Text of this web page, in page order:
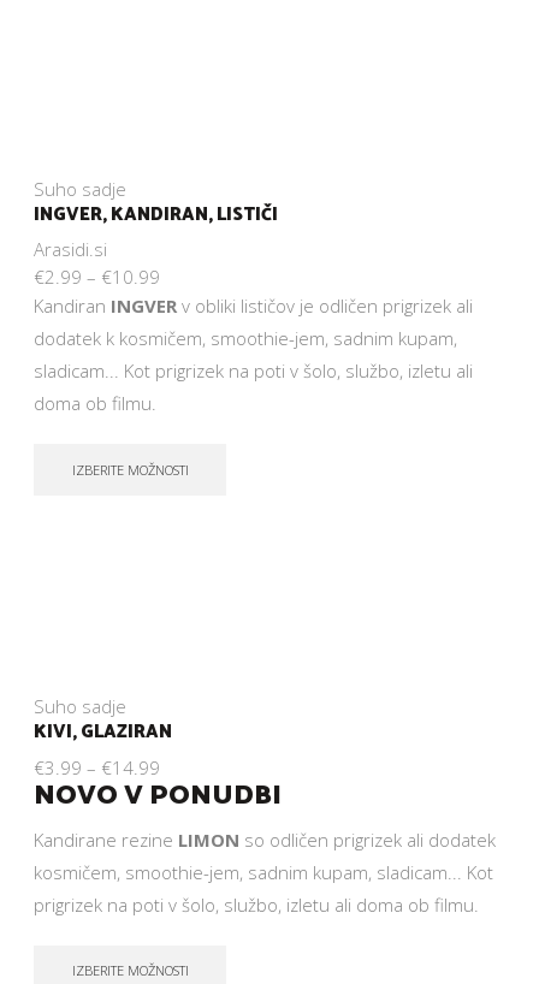
Suho sadje
INGVER, KANDIRAN, LISTIČI
Arasidi.si
€2.99 – €10.99
Kandiran INGVER v obliki lističov je odličen prigrizek ali
dodatek k kosmičem, smoothie-jem, sadnim kupam,
sladicam... Kot prigrizek na poti v šolo, službo, izletu ali
doma ob filmu.
IZBERITE MOŽNOSTI
Suho sadje
KIVI, GLAZIRAN
€3.99 – €14.99
NOVO V PONUDBI
Kandirane rezine LIMON so odličen prigrizek ali dodatek
kosmičem, smoothie-jem, sadnim kupam, sladicam... Kot
prigrizek na poti v šolo, službo, izletu ali doma ob filmu.
IZBERITE MOŽNOSTI